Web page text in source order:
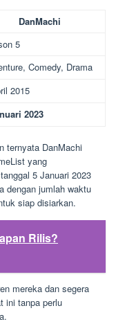
DanMachi
5
Comedy, Drama
2015
2023
ternyata DanMachi
yang
5 Januari 2023
dengan jumlah waktu
siap disiarkan.
Rilis?
mereka dan segera
ini tanpa perlu